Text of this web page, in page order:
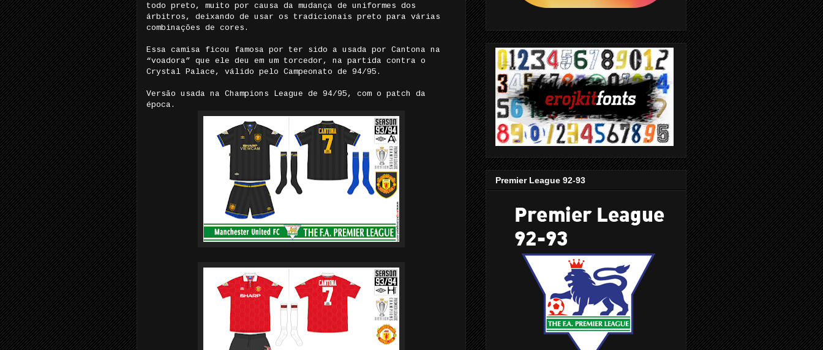
todo preto, muito por causa da mudança de uniformes dos
árbitros, deixando de usar os tradicionais preto para várias
combinações de cores.
Essa camisa ficou famosa por ter sido a usada por Cantona na
“voadora” que ele deu em um torcedor, na partida contra o
Crystal Palace, válido pelo Campeonato de 94/95.
Versão usada na Champions League de 94/95, com o patch da
época.
Premier League 92-93